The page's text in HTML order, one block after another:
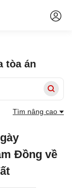
tòa án
Tìm nâng cao
Đồng về